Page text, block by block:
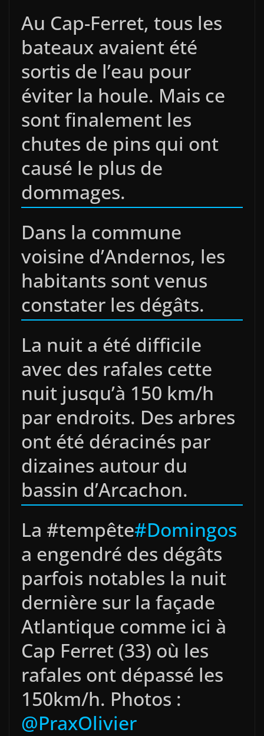
Au Cap-Ferret, tous les
bateaux avaient été
sortis de l’eau pour
éviter la houle. Mais ce
sont finalement les
chutes de pins qui ont
causé le plus de
dommages.
Dans la commune
voisine d’Andernos, les
habitants sont venus
constater les dégâts.
La nuit a été difficile
avec des rafales cette
nuit jusqu’à 150 km/h
par endroits. Des arbres
ont été déracinés par
dizaines autour du
bassin d’Arcachon.
La #tempête#Domingos
a engendré des dégâts
parfois notables la nuit
dernière sur la façade
Atlantique comme ici à
Cap Ferret (33) où les
rafales ont dépassé les
150km/h. Photos :
@PraxOlivier